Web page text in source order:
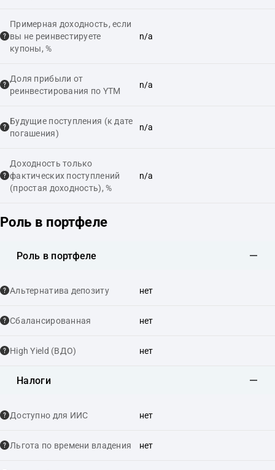
Примерная доходность, если
вы не реинвестируете
купоны, %
n/a
Доля прибыли от
реинвестирования по YTM
n/a
Будущие поступления (к дате
погашения)
n/a
Доходность только
фактических поступлений
(простая доходность), %
n/a
Роль в портфеле
Роль в портфеле
Альтернатива депозиту нет
Сбалансированная нет
High Yield (ВДО) нет
Налоги
Доступно для ИИС нет
Льгота по времени владения нет